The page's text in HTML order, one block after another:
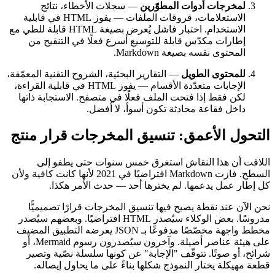
لمخرجات أدوات المطوّرين— سجلات الأخطاء، نتائج
الاستعلامات، فروقات الملفات — يفوز HTML في قابلية
الاستخدام. اختبار فاشل يُعرض بصيغة HTML قابلة للطي مع
إطارات مكدّس قابلة للتوسيع أسرع فعلًا في التنقيح من
المحتوى نفسه بصيغة Markdown.
للمحتوى الطويل — التقارير البحثية، الشروح التقنية المعمّقة،
الإجابات متعدّدة الأقسام — يفوز HTML في قابلية القراءة،
لكن فقط إذا فتحت الملف فعلًا في متصفح. الاستجابة ذاتها
داخل فقاعة محادثة تكون أسوأ، لا أفضل.
التحول الأعمق: تنسيق المخرجات قرار منتج
اللافت أن هذا النقاش استغرق خمس سنوات حتى يطفو إلى
السطح. فازت Markdown افتراضيًا في 2021 لأنها كانت كافية ولأن
كل إطار عمل يدعمها. لم يخترها أحد — حدث الأمر هكذا.
نحن الآن عند نقطة يصبح فيها تنسيق المخرجات قرارًا تصميميًّا
مدروسًا. بعض الوكلاء سيُصدر HTML افتراضيًا. وبعضهم سيُصدر
مخطط واجهة مخصّصًا مدفوعًا بـ JSON يعرضه التطبيق المضيف
على هيئة عناصر أصيلة. وآخرون سيُصدرون رسوم Mermaid، أو
شرائح، أو صوتًا. تتوقّف "الإجابة" عن كونها سلسلة نصّية وتصير
قطعة مهيكلة يختار النموذج شكلها بناءً على ما يحاول إيصاله.